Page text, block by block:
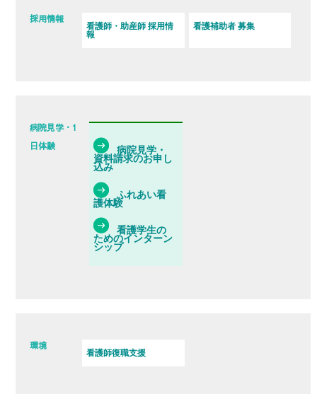
採用情報
看護師・助産師 採用情
報
看護補助者 募集
病院見学・1
日体験
病院見学・
資料請求のお申し
込み
ふれあい看
護体験
看護学生の
ためのインターン
シップ
環境
看護師復職支援